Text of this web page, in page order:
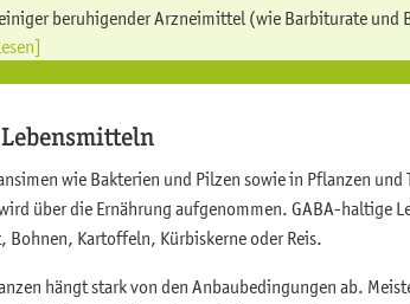
beruhigender Arzneimittel (wie Barbiturate und
wie Bakterien und Pilzen sowie in Pflanzen
über die Ernährung aufgenommen. GABA-haltige
Bohnen, Kartoffeln, Kürbiskerne oder Reis.
hängt stark von den Anbaubedingungen ab.